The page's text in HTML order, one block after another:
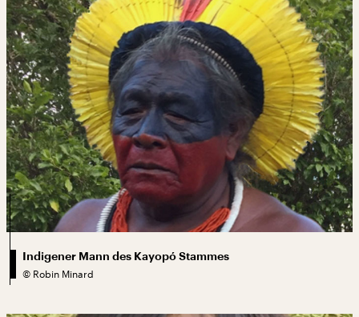
Indigener Mann des Kayopó Stammes
© Robin Minard